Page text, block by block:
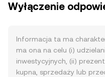
Wyłączenie
Informacja ta ma
ma ona na celu (i)
inwestycyjnych, (ii)
kupna, sprzedaży lub